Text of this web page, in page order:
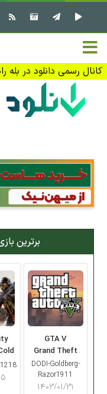
خانه
تماس با ما
تبلیغات
کانال رسمی دانلود در بله
✖ بستن منو
نرم افزار کامپیوتر
بازی کامپیوتر
کتاب
جهت دریافت آخرین اخبار
بله دنبال کنید (ورود)
برترین
GTA V
Grand Theft
Auto V
DODI-Goldberg-
Razor1911
۱۴۰۳/۰۱/۳۱